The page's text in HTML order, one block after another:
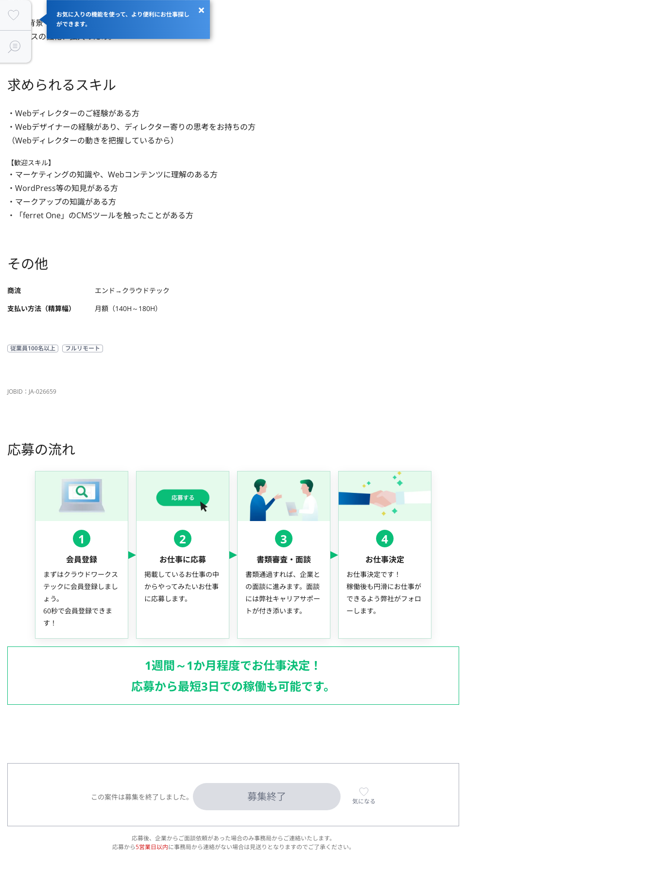
お気に入りの機能を使って、より便利にお仕事探し
ができます。
■募集背景
サービスの強化、拡大のため。
求められるスキル
・Webディレクターのご経験がある方
・Webデザイナーの経験があり、ディレクター寄りの思考をお持ちの方
（Webディレクターの動きを把握しているから）
【歓迎スキル】
・マーケティングの知識や、Webコンテンツに理解のある方
・WordPress等の知見がある方
・マークアップの知識がある方
・「ferret One」のCMSツールを触ったことがある方
その他
商流
エンド→クラウドテック
支払い方法（精算幅）
月額（140H～180H）
従業員100名以上 フルリモート
JOBID：JA-026659
応募の流れ
1
会員登録
まずはクラウドワークス
テックに会員登録しまし
ょう。
60秒で会員登録できま
す！
2
お仕事に応募
掲載しているお仕事の中
からやってみたいお仕事
に応募します。
3
書類審査・面談
書類通過すれば、企業と
の面談に進みます。面談
には弊社キャリアサポー
トが付き添います。
4
お仕事決定
お仕事決定です！
稼働後も円滑にお仕事が
できるよう弊社がフォロ
ーします。
1週間～1か月程度でお仕事決定！
応募から最短3日での稼働も可能です。
この案件は募集を終了しました。 募集終了 気になる
応募後、企業からご面談依頼があった場合のみ事務局からご連絡いたします。
応募から5営業日以内に事務局から連絡がない場合は見送りとなりますのでご了承ください。